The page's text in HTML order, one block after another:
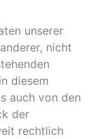
unserer
nicht
diesem
auch von den
der
rechtlich